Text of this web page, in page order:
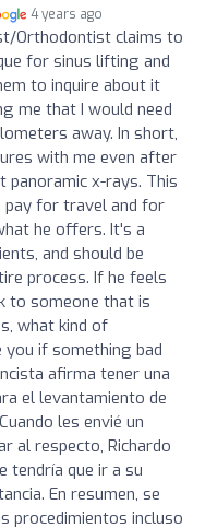
4 years ago
Orthodontist claims to
for sinus lifting and
to inquire about it
me that I would need
away. In short,
with me even after
panoramic x-rays. This
pay for travel and for
he offers. It's a
and should be
process. If he feels
to someone that is
what kind of
if something bad
afirma tener una
el levantamiento de
les envié un
al respecto, Richardo
tendría que ir a su
En resumen, se
procedimientos incluso